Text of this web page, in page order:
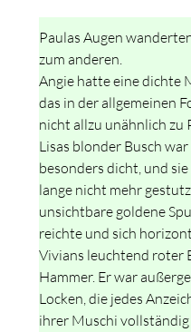
Paulas Augen
zum anderen.
Angie hatte eine dichte
das in der allgemeinen
nicht allzu unähnlich zu
Lisas blonder Busch
besonders dicht, und
lange nicht mehr
unsichtbare goldene
reichte und sich
Vivians leuchtend roter
Hammer. Er war
Locken, die jedes
ihrer Muschi